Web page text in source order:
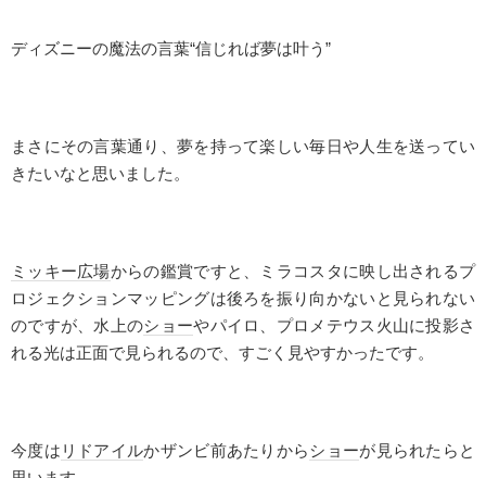
ディズニーの魔法の言葉“信じれば夢は叶う”
まさにその言葉通り、夢を持って楽しい毎日や人生を送ってい
きたいなと思いました。
ミッキー広場からの鑑賞ですと、ミラコスタに映し出されるプ
ロジェクションマッピングは後ろを振り向かないと見られない
のですが、水上のショーやパイロ、プロメテウス火山に投影さ
れる光は正面で見られるので、すごく見やすかったです。
今度は リドアイルかザンビ前あたりからショーが見られたらと